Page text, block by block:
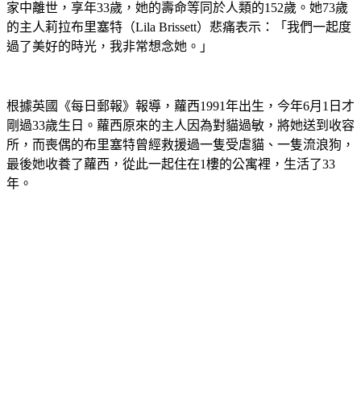
家中離世，享年33歲，她的壽命等同於人類的152歲。她73歲
的主人莉拉布里塞特（Lila Brissett）悲痛表示：「我們一起度
過了美好的時光，我非常想念她。」
根據英國《每日郵報》報導，蘿西1991年出生，今年6月1日才
剛過33歲生日。蘿西原來的主人因為對貓過敏，將她送到收容
所，而喪偶的布里塞特曾經救援過一隻受虐貓、一隻流浪狗，
最後她收養了蘿西，從此一起住在1樓的公寓裡，生活了33
年。